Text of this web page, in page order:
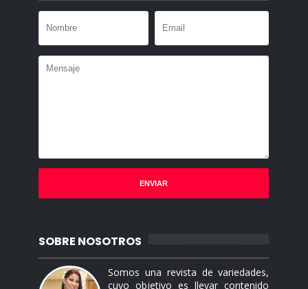
SOBRE NOSOTROS
Somos una revista de variedades,
cuyo objetivo es llevar contenido